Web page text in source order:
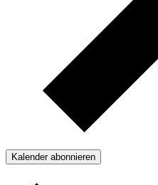
Kalender abonnieren